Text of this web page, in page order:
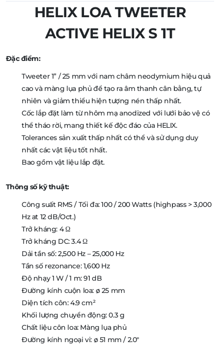
HELIX LOA TWEETER
ACTIVE HELIX S 1T
Đặc điểm:
Tweeter 1” / 25 mm với nam châm neodymium hiệu quả
cao và màng lụa phủ để tạo ra âm thanh cân bằng, tự
nhiên và giảm thiểu hiện tượng nén thấp nhất.
Cốc lắp đặt làm từ nhôm mạ anodized với lưới bảo vệ có
thể tháo rời, mang thiết kế độc đáo của HELIX.
Tolerances sản xuất thấp nhất có thể và sử dụng duy
nhất các vật liệu tốt nhất.
Bao gồm vật liệu lắp đặt.
Thông số kỹ thuật:
Công suất RMS / Tối đa: 100 / 200 Watts (highpass > 3,000
Hz at 12 dB/Oct.)
Trở kháng: 4 Ω
Trở kháng DC: 3.4 Ω
Dải tần số: 2,500 Hz – 25,000 Hz
Tần số rezonance: 1,600 Hz
Độ nhạy 1 W / 1 m: 91 dB
Đường kính cuộn loa: ø 25 mm
Diện tích côn: 4.9 cm²
Khối lượng chuyển động: 0.3 g
Chất liệu côn loa: Màng lụa phủ
Đường kính ngoại vi: ø 51 mm / 2.0″